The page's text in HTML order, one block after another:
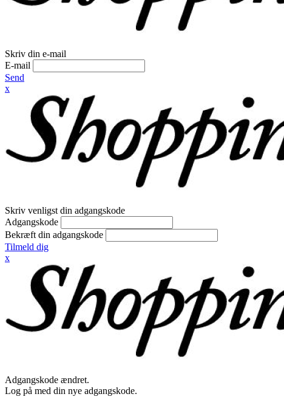
Skriv din e-mail
E-mail
Send
x
Skriv venligst din adgangskode
Adgangskode
Bekræft din adgangskode
Tilmeld dig
x
Adgangskode ændret.
Log på med din nye adgangskode.